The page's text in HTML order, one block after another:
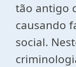
tão antigo
causando
social.